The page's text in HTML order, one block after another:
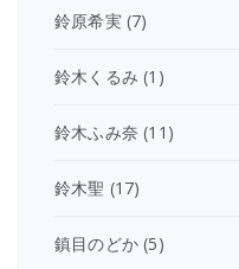
鈴原希実(7)
鈴木くるみ (1)
鈴木ふみ奈 (11)
鈴木聖 (17)
鎮目のどか (5)